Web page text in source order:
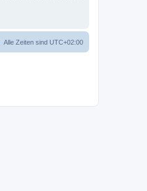
Alle Zeiten sind UTC+02:00